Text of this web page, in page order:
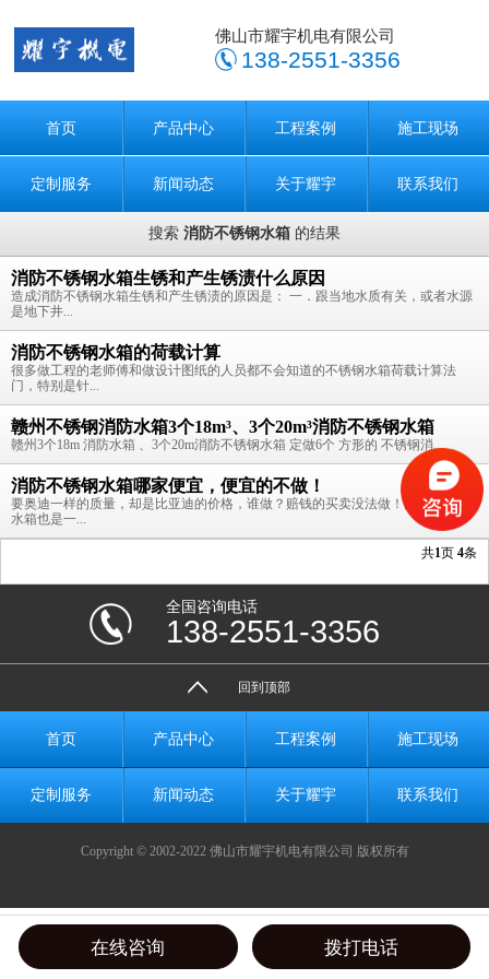
佛山市耀宇机电有限公司
138-2551-3356
首页 产品中心 工程案例 施工现场
定制服务 新闻动态 关于耀宇 联系我们
搜索 消防不锈钢水箱 的结果
消防不锈钢水箱生锈和产生锈渍什么原因
造成消防不锈钢水箱生锈和产生锈渍的原因是： 一．跟当地水质有关，或者水源
是地下井...
消防不锈钢水箱的荷载计算
很多做工程的老师傅和做设计图纸的人员都不会知道的不锈钢水箱荷载计算法
门，特别是针...
赣州不锈钢消防水箱3个18m³、3个20m³消防不锈钢水箱
赣州3个18m 消防水箱 、3个20m消防不锈钢水箱 定做6个 方形的 不锈钢消...
消防不锈钢水箱哪家便宜，便宜的不做！
要奥迪一样的质量，却是比亚迪的价格，谁做？赔钱的买卖没法做！消防不锈钢
水箱也是一...
共1页 4条
全国咨询电话
138-2551-3356
回到顶部
首页 产品中心 工程案例 施工现场
定制服务 新闻动态 关于耀宇 联系我们
Copyright © 2002-2022 佛山市耀宇机电有限公司 版权所有
在线咨询 拨打电话